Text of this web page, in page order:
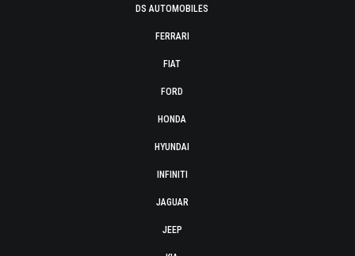
DS AUTOMOBILES
FERRARI
FIAT
FORD
HONDA
HYUNDAI
INFINITI
JAGUAR
JEEP